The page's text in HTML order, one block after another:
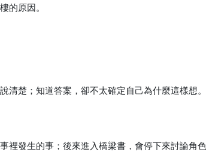
的原因。
楚；知道答案，卻不太確定自己為什麼這樣想
裡發生的事；後來進入橋梁書，會停下來討論角